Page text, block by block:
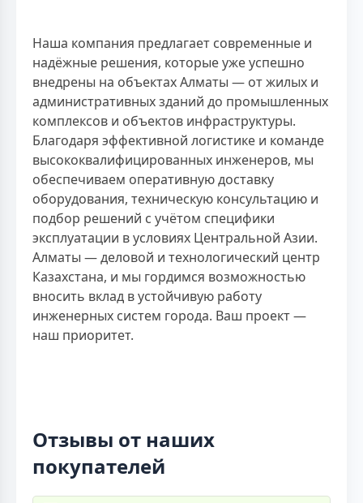
Наша компания предлагает современные и
надёжные решения, которые уже успешно
внедрены на объектах Алматы — от жилых и
административных зданий до промышленных
комплексов и объектов инфраструктуры.
Благодаря эффективной логистике и команде
высококвалифицированных инженеров, мы
обеспечиваем оперативную доставку
оборудования, техническую консультацию и
подбор решений с учётом специфики
эксплуатации в условиях Центральной Азии.
Алматы — деловой и технологический центр
Казахстана, и мы гордимся возможностью
вносить вклад в устойчивую работу
инженерных систем города. Ваш проект —
наш приоритет.
Отзывы от наших
покупателей